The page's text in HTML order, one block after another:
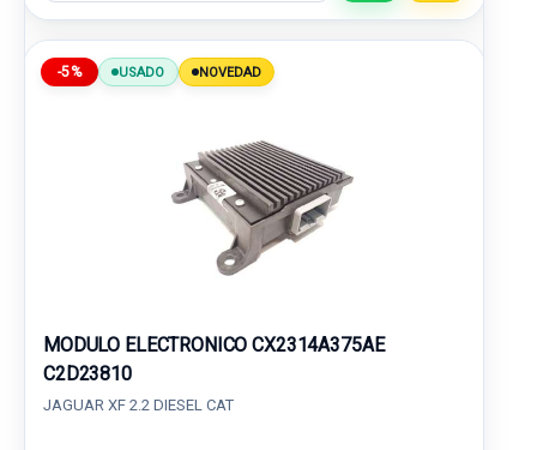
-5% USADO NOVEDAD
MODULO ELECTRONICO CX2314A375AE
C2D23810
JAGUAR XF 2.2 DIESEL CAT